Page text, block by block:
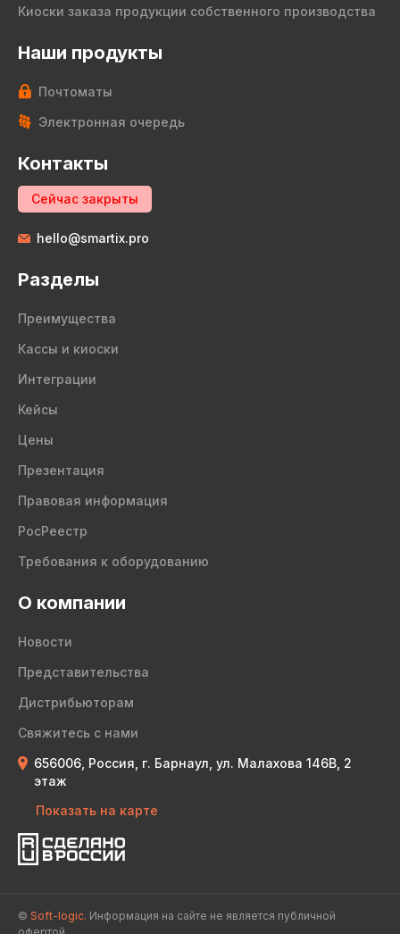
Киоски заказа продукции собственного производства
Наши продукты
Почтоматы
Электронная очередь
Контакты
Сейчас закрыты
hello@smartix.pro
Разделы
Преимущества
Кассы и киоски
Интеграции
Кейсы
Цены
Презентация
Правовая информация
РосРеестр
Требования к оборудованию
О компании
Новости
Представительства
Дистрибьюторам
Свяжитесь с нами
656006, Россия, г. Барнаул, ул. Малахова 146В, 2
этаж
Показать на карте
© Soft-logic. Информация на сайте не является публичной